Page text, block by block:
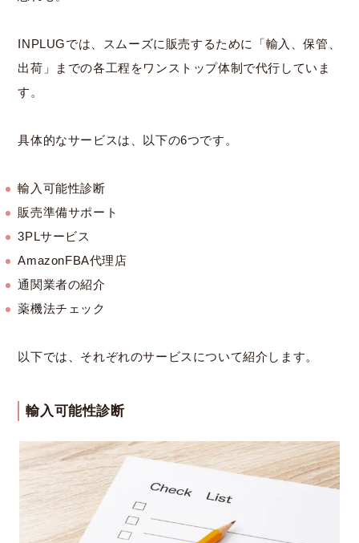
INPLUGでは、スムーズに販売するために「輸入、保管、
出荷」までの各工程をワンストップ体制で代行していま
す。
具体的なサービスは、以下の6つです。
輸入可能性診断
販売準備サポート
3PLサービス
AmazonFBA代理店
通関業者の紹介
薬機法チェック
以下では、それぞれのサービスについて紹介します。
輸入可能性診断